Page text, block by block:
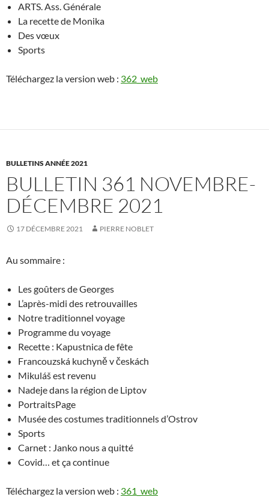
ARTS. Ass. Générale
La recette de Monika
Des vœux
Sports
Téléchargez la version web : 362_web
BULLETINS ANNÉE 2021
BULLETIN 361 NOVEMBRE-
DÉCEMBRE 2021
17 DÉCEMBRE 2021 PIERRE NOBLET
Au sommaire :
Les goûters de Georges
L’après-midi des retrouvailles
Notre traditionnel voyage
Programme du voyage
Recette : Kapustnica de fête
Francouzská kuchyně v českách
Mikuláš est revenu
Nadeje dans la région de Liptov
PortraitsPage
Musée des costumes traditionnels d’Ostrov
Sports
Carnet : Janko nous a quitté
Covid… et ça continue
Téléchargez la version web : 361_web